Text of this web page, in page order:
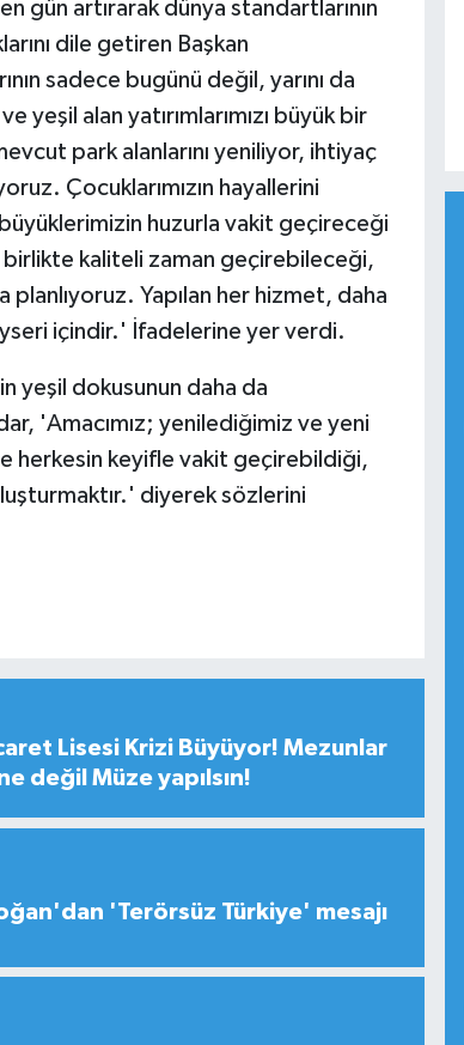
gün artırarak dünya standartlarının
dile getiren Başkan
sadece bugünü değil, yarını da
yeşil alan yatırımlarımızı büyük bir
park alanlarını yeniliyor, ihtiyaç
Çocuklarımızın hayallerini
huzurla vakit geçireceği
birlikte kaliteli zaman geçirebileceği,
planlıyoruz. Yapılan her hizmet, daha
içindir.' İfadelerine yer verdi.
yeşil dokusunun daha da
'Amacımız; yenilediğimiz ve yeni
herkesin keyifle vakit geçirebildiği,
diyerek sözlerini
Lisesi Krizi Büyüyor! Mezunlar
değil Müze yapılsın!
'Terörsüz Türkiye' mesajı